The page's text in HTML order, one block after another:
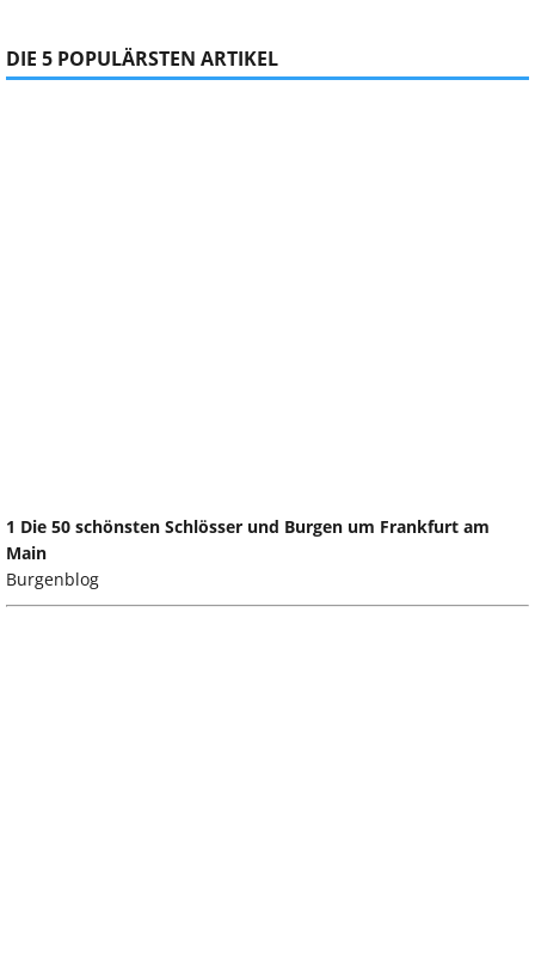
DIE 5 POPULÄRSTEN ARTIKEL
1 Die 50 schönsten Schlösser und Burgen um Frankfurt am
Main
Burgenblog